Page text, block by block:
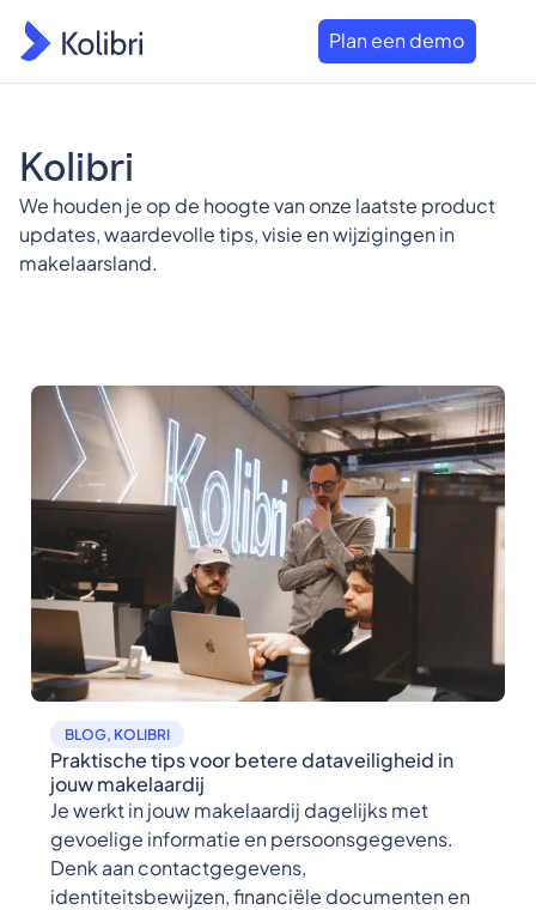
Plan een demo
Kolibri
We houden je op de hoogte van onze laatste product
updates, waardevolle tips, visie en wijzigingen in
makelaarsland.
BLOG, KOLIBRI
Praktische tips voor betere dataveiligheid in
jouw makelaardij
Je werkt in jouw makelaardij dagelijks met
gevoelige informatie en persoonsgegevens.
Denk aan contactgegevens,
identiteitsbewijzen, financiële documenten en